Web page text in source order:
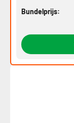
Bundelprijs: